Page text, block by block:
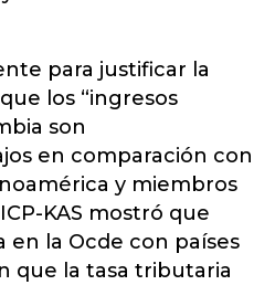
para justificar la
los “ingresos
son
en comparación con
y miembros
KAS mostró que
en la Ocde con países
que la tasa tributaria